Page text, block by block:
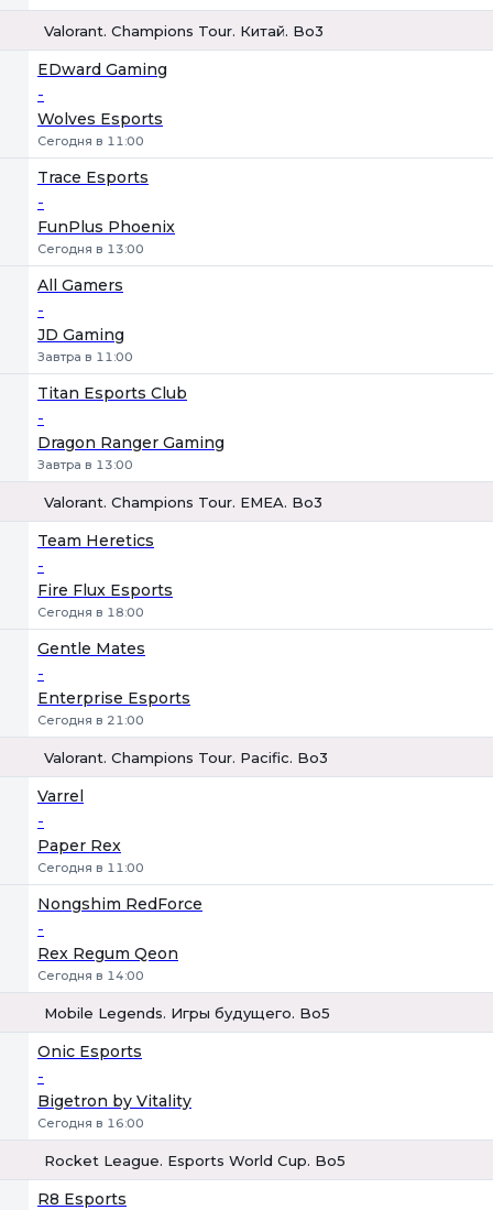
Valorant. Champions Tour. Китай. Bo3
EDward Gaming
-
Wolves Esports
Сегодня в 11:00
Trace Esports
-
FunPlus Phoenix
Сегодня в 13:00
All Gamers
-
JD Gaming
Завтра в 11:00
Titan Esports Club
-
Dragon Ranger Gaming
Завтра в 13:00
Valorant. Champions Tour. EMEA. Bo3
Team Heretics
-
Fire Flux Esports
Сегодня в 18:00
Gentle Mates
-
Enterprise Esports
Сегодня в 21:00
Valorant. Champions Tour. Pacific. Bo3
Varrel
-
Paper Rex
Сегодня в 11:00
Nongshim RedForce
-
Rex Regum Qeon
Сегодня в 14:00
Mobile Legends. Игры будущего. Bo5
Onic Esports
-
Bigetron by Vitality
Сегодня в 16:00
Rocket League. Esports World Cup. Bo5
R8 Esports